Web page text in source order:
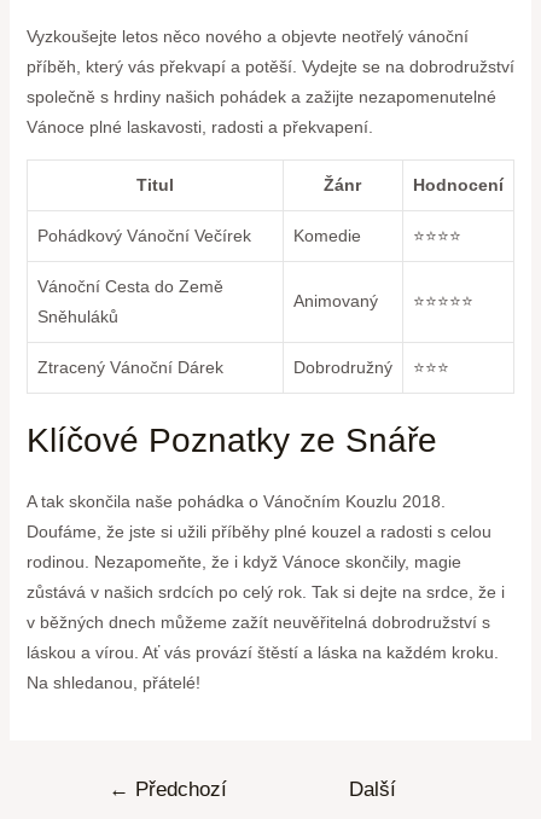
Vyzkoušejte letos něco nového a objevte neotřelý vánoční
příběh, který vás překvapí a potěší. Vydejte se na dobrodružství
společně s hrdiny našich pohádek a zažijte nezapomenutelné
Vánoce plné laskavosti, radosti a překvapení.
Titul Žánr Hodnocení
Pohádkový Vánoční Večírek Komedie ⭐⭐⭐⭐
Vánoční Cesta do Země
Sněhuláků
Animovaný ⭐⭐⭐⭐⭐
Ztracený Vánoční Dárek Dobrodružný ⭐⭐⭐
Klíčové Poznatky ze Snáře
A tak skončila naše pohádka o Vánočním Kouzlu 2018.
Doufáme, že jste si užili příběhy plné kouzel a radosti s celou
rodinou. Nezapomeňte, že i když Vánoce skončily, magie
zůstává v našich srdcích po celý rok. Tak si dejte na srdce, že i
v běžných dnech můžeme zažít neuvěřitelná dobrodružství s
láskou a vírou. Ať vás provází štěstí a láska na každém kroku.
Na shledanou, přátelé!
← Předchozí
Další